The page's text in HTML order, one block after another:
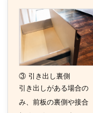
③ 引き出し裏側
引き出しがある場合の
み、前板の裏側や接合